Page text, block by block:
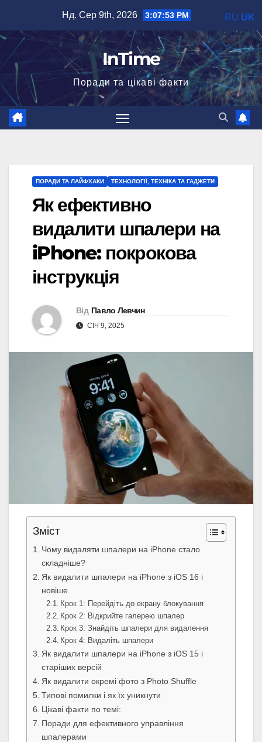
вмісту
Нд. Сер 9th, 2026 3:07:54 PM
InTime
Поради та цікаві факти
ПОРАДИ ТА ЛАЙФХАКИ ТЕХНОЛОГІЇ, ТЕХНІКА ТА ГАДЖЕТИ
Як ефективно
видалити шпалери на
iPhone: покрокова
інструкція
Від Павло Левчин
СІЧ 9, 2025
Зміст
Чому видаляти шпалери на iPhone стало
складніше?
Як видалити шпалери на iPhone з iOS 16 і
новіше
Крок 1: Перейдіть до екрану блокування
Крок 2: Відкрийте галерею шпалер
Крок 3: Знайдіть шпалери для видалення
Крок 4: Видаліть шпалери
Як видалити шпалери на iPhone з iOS 15 і
старіших версій
Як видалити окремі фото з Photo Shuffle
Типові помилки і як їх уникнути
Цікаві факти по темі:
Поради для ефективного управління
шпалерами
RU UK